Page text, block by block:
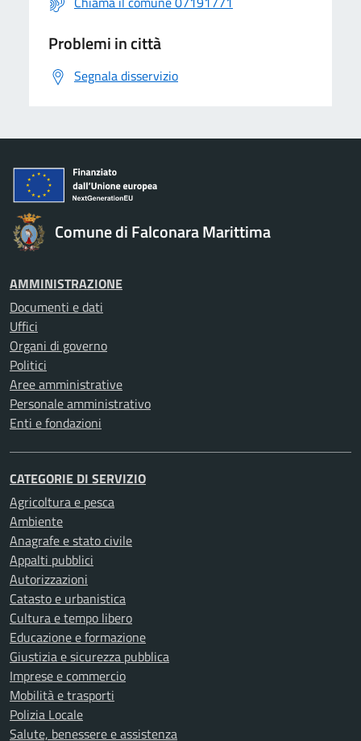
Problemi in città
Segnala disservizio
Comune di Falconara Marittima
AMMINISTRAZIONE
Documenti e dati
Uffici
Organi di governo
Politici
Aree amministrative
Personale amministrativo
Enti e fondazioni
CATEGORIE DI SERVIZIO
Agricoltura e pesca
Ambiente
Anagrafe e stato civile
Appalti pubblici
Autorizzazioni
Catasto e urbanistica
Cultura e tempo libero
Educazione e formazione
Giustizia e sicurezza pubblica
Imprese e commercio
Mobilità e trasporti
Polizia Locale
Salute, benessere e assistenza